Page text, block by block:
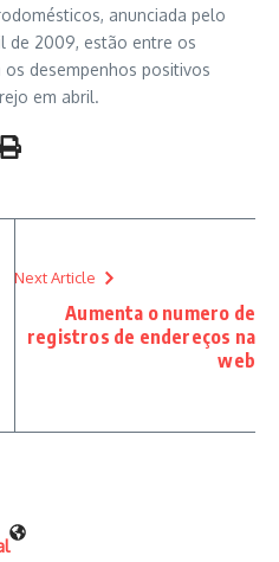
anunciada pelo
de 2009, estão entre os
desempenhos positivos
em abril.
Next Article
Aumenta o numero de
registros de endereços na
web